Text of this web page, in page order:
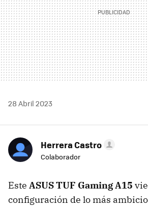
28 Abril 2023
Herrera Castro
Colaborador
Este ASUS TUF Gaming A15
configuración de lo más